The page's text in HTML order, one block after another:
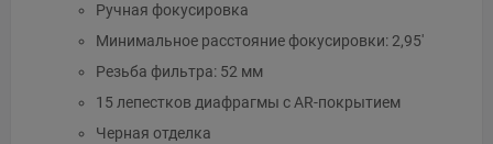
Ручная фокусировка
Минимальное расстояние фокусировки: 2,95'
Резьба фильтра: 52 мм
15 лепестков диафрагмы с AR-покрытием
Черная отделка